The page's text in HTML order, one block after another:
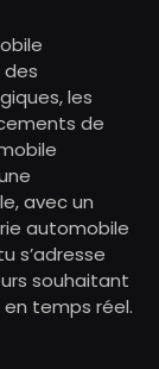
des
les
de
avec un
automobile
s’adresse
souhaitant
temps réel.